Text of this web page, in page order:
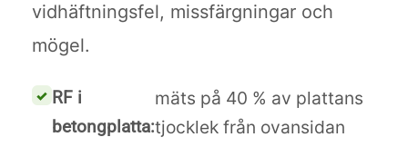
vidhäftningsfel, missfärgningar och
mögel.
RF i
betongplatta:
mäts på 40 % av plattans
tjocklek från ovansidan